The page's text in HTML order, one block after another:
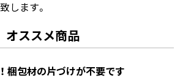
します。
オススメ商品
梱包材の片づけが不要です